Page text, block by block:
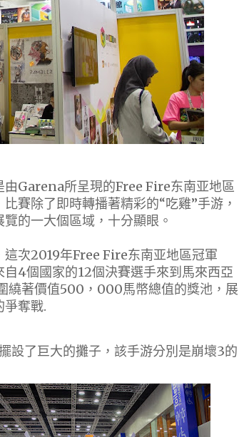
由Garena所呈現的Free Fire东南亚地區
比賽除了即時轉播著精彩的“吃雞”手游，
覽的一大個區域，十分顯眼。
這次2019年Free Fire东南亚地區冠軍
自4個國家的12個決賽選手來到馬來西亞
繞著價值500，000馬幣總值的獎池，展
爭奪戰.
設了巨大的攤子，該手游分別是崩壞3的